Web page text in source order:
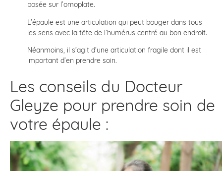
posée sur l’omoplate.
L’épaule est une articulation qui peut bouger dans tous
les sens avec la tête de l’humérus centré au bon endroit.
Néanmoins, il s’agit d’une articulation fragile dont il est
important d’en prendre soin.
Les conseils du Docteur
Gleyze pour prendre soin de
votre épaule :